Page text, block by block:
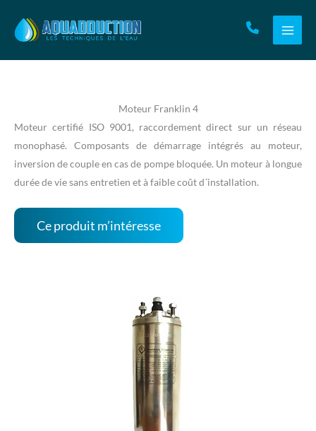
contenu
Moteur Franklin 4
Moteur certifié ISO 9001, raccordement direct sur un réseau
monophasé. Composants de démarrage intégrés au moteur,
inversion de couple en cas de pompe bloquée. Un moteur à longue
durée de vie sans entretien et à faible coût d´installation.
Ce produit m’intéresse